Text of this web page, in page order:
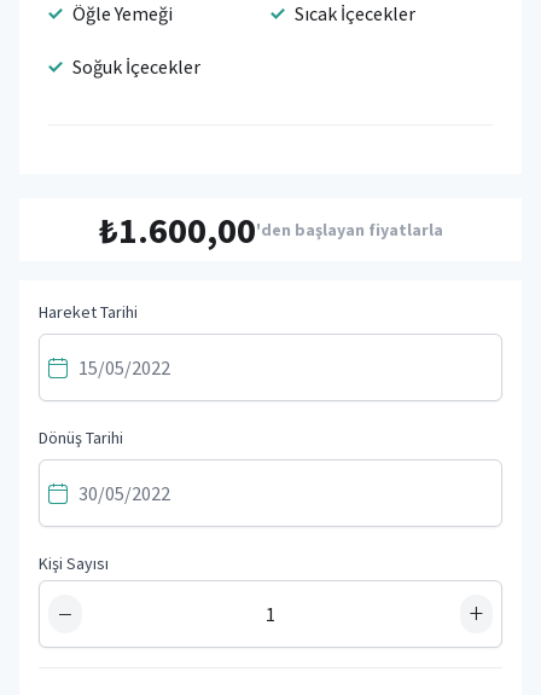
Öğle Yemeği Sıcak İçecekler
Soğuk İçecekler
₺1.600,00'den başlayan fiyatlarla
Hareket Tarihi
Dönüş Tarihi
Kişi Sayısı
− +